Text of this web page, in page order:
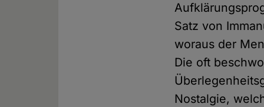
Satz von
woraus der
Die oft
Nostalgie,